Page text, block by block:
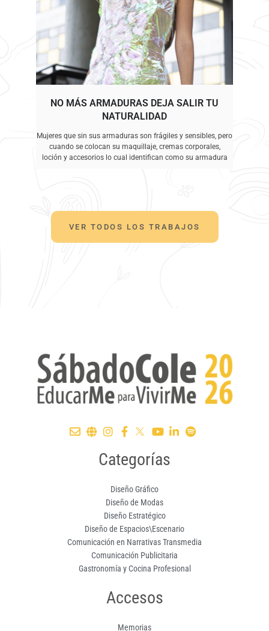
NO MÁS ARMADURAS DEJA SALIR TU
NATURALIDAD
Mujeres que sin sus armaduras son frágiles y sensibles, pero
cuando se colocan su maquillaje, cremas corporales,
loción y accesorios lo cual identifican como su armadura
VER TODOS LOS TRABAJOS
Categorías
Diseño Gráfico
Diseño de Modas
Diseño Estratégico
Diseño de Espacios\Escenario
Comunicación en Narrativas Transmedia
Comunicación Publicitaria
Gastronomía y Cocina Profesional
Accesos
Memorias